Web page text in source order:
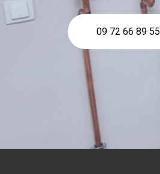
09 72 66 89 55